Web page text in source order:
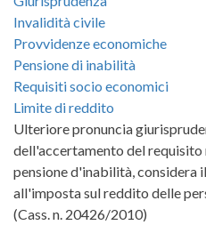
Invalidità civile
Provvidenze economiche
Pensione di inabilità
Requisiti socio economici
Limite di reddito
Ulteriore pronuncia
dell'accertamento del
pensione d'inabilità, considera
all'imposta sul reddito delle
(Cass. n. 20426/2010)